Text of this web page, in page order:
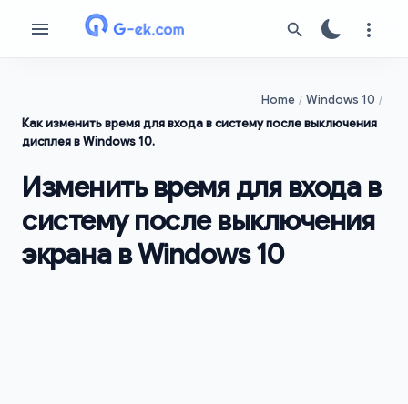
Home
Windows 10
Как изменить время для входа в систему после выключения
дисплея в Windows 10.
Изменить время для входа в
систему после выключения
экрана в Windows 10